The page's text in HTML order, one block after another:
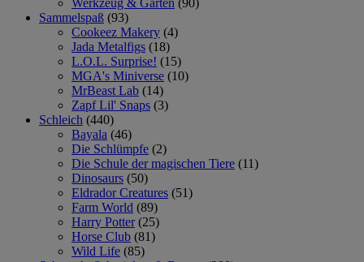
Werkzeug & Garten (90)
Sammelspaß (93)
Cookeez Makery (4)
Jada Metalfigs (18)
L.O.L. Surprise! (15)
MGA's Miniverse (10)
MrBeast Lab (14)
Zapf Lil' Snaps (3)
Schleich (440)
Bayala (46)
Die Schlümpfe (2)
Die Schule der magischen Tiere (11)
Dinosaurs (50)
Eldrador Creatures (51)
Farm World (89)
Harry Potter (25)
Horse Club (81)
Wild Life (85)